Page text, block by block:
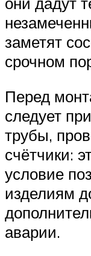
заметят
срочном
Перед
следует
трубы,
счётчики:
условие
изделиям
аварии.